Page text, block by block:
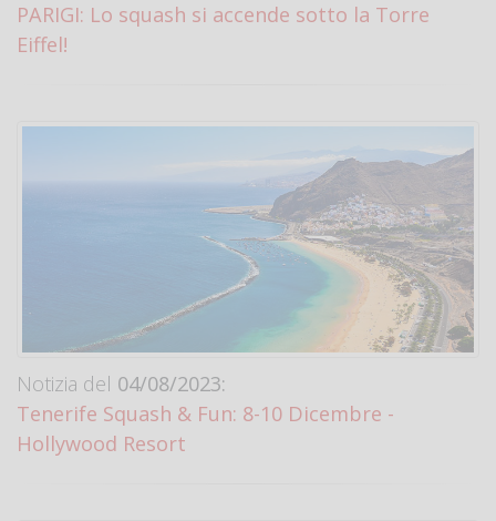
PARIGI: Lo squash si accende sotto la Torre
Eiffel!
Notizia del 04/08/2023:
Tenerife Squash & Fun: 8-10 Dicembre -
Hollywood Resort